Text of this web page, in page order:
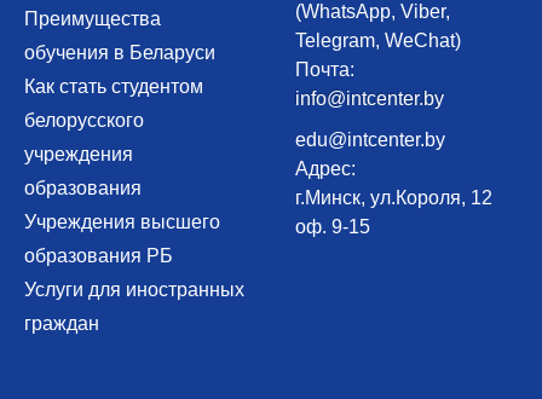
Преимущества
обучения в Беларуси
Как стать студентом
белорусского
учреждения
образования
Учреждения высшего
образования РБ
Услуги для иностранных
граждан
(WhatsApp, Viber,
Telegram, WeChat)
Почта:
info@intcenter.by
edu@intcenter.by
Адрес:
г.Минск, ул.Короля, 12
оф. 9-15